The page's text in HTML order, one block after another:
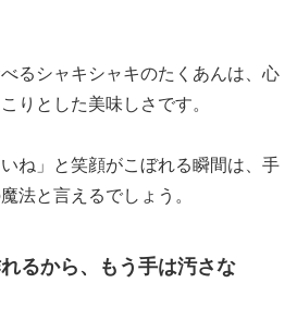
るシャキシャキのたくあんは、心
りとした美味しさです。
ね」と笑顔がこぼれる瞬間は、手
法と言えるでしょう。
るから、もう手は汚さな